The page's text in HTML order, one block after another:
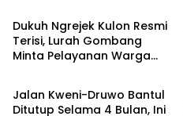
Dukuh Ngrejek Kulon Resmi
Terisi, Lurah Gombang
Minta Pelayanan Warga
Berita
Jalan Kweni-Druwo Bantul
Ditutup Selama 4 Bulan, Ini